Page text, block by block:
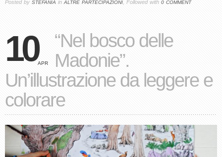
Posted by STEFANIA in ALTRE PARTECIPAZIONI , Followed with 0 COMMENT
10APR
“Nel bosco delle
Madonie”.
Un’illustrazione da leggere e
colorare